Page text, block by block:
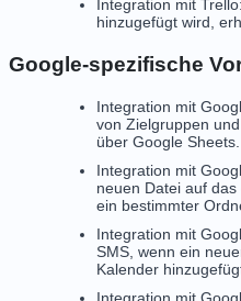
Integration mit
hinzugefügt wird,
Google-spezifische
Integration mit
von Zielgruppen
über Google Sheets.
Integration mit
neuen Datei auf
ein bestimmter
Integration mit
SMS, wenn ein
Kalender